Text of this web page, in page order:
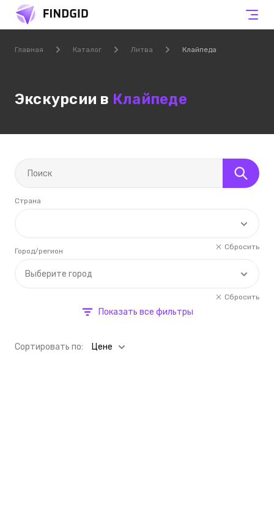
Главная Каталог Литва Клайпеда
Экскурсии в Клайпеде
Страна
Сбросить
Выберите город
Город/регион
Сбросить
Показать все фильтры
Cортировать по: Цене